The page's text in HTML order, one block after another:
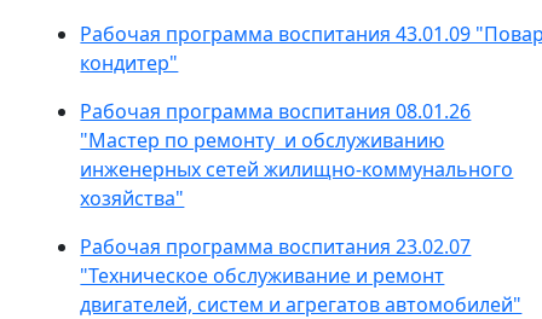
Рабочая программа воспитания 43.01.09
кондитер"
Рабочая программа воспитания 08.01.26
"Мастер по ремонту и обслуживанию
инженерных сетей жилищно-коммунального
хозяйства"
Рабочая программа воспитания 23.02.07
"Техническое обслуживание и ремонт
двигателей, систем и агрегатов автомобилей"